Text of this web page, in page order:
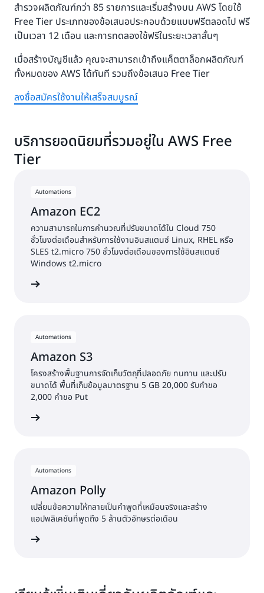
สำรวจผลิตภัณฑ์กว่า 85 รายการและเริ่มสร้างบน AWS โดยใช้
Free Tier ประเภทของข้อเสนอประกอบด้วยแบบฟรีตลอดไป ฟรี
เป็นเวลา 12 เดือน และการทดลองใช้ฟรีในระยะเวลาสั้นๆ
เมื่อสร้างบัญชีแล้ว คุณจะสามารถเข้าถึงแค็ตตาล็อกผลิตภัณฑ์
ทั้งหมดของ AWS ได้ทันที รวมถึงข้อเสนอ Free Tier
ลงชื่อสมัครใช้งานให้เสร็จสมบูรณ์
บริการยอดนิยมที่รวมอยู่ใน AWS Free
Tier
Automations
Amazon EC2
ความสามารถในการคำนวณที่ปรับขนาดได้ใน Cloud 750
ชั่วโมงต่อเดือนสำหรับการใช้งานอินสแตนซ์ Linux, RHEL หรือ
SLES t2.micro 750 ชั่วโมงต่อเดือนของการใช้อินสแตนซ์
Windows t2.micro
Automations
Amazon S3
โครงสร้างพื้นฐานการจัดเก็บวัตถุที่ปลอดภัย ทนทาน และปรับ
ขนาดได้ พื้นที่เก็บข้อมูลมาตรฐาน 5 GB 20,000 รับคำขอ
2,000 คำขอ Put
Automations
Amazon Polly
เปลี่ยนข้อความให้กลายเป็นคำพูดที่เหมือนจริงและสร้าง
แอปพลิเคชันที่พูดถึง 5 ล้านตัวอักษรต่อเดือน